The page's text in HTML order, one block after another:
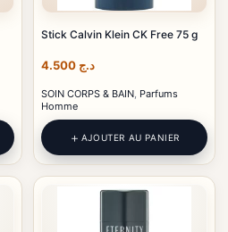
Stick Calvin Klein CK Free 75 g
د.ج
SOIN CORPS & BAIN, Parfums
Homme
AJOUTER AU PANIER